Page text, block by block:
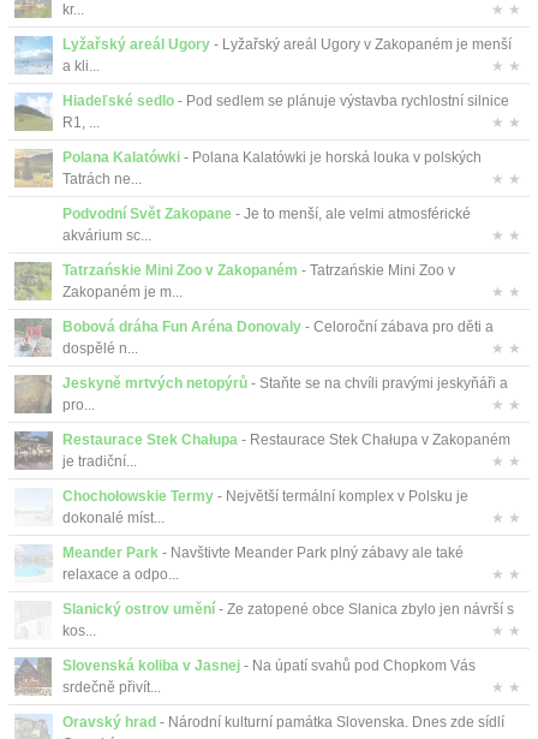
kr...
★ ★
Lyžařský areál Ugory - Lyžařský areál Ugory v Zakopaném je menší
a kli...
★ ★
Hiadeľské sedlo - Pod sedlem se plánuje výstavba rychlostní silnice
R1, ...
★ ★
Polana Kalatówki - Polana Kalatówki je horská louka v polských
Tatrách ne...
★ ★
Podvodní Svět Zakopane - Je to menší, ale velmi atmosférické
akvárium sc...
★ ★
Tatrzańskie Mini Zoo v Zakopaném - Tatrzańskie Mini Zoo v
Zakopaném je m...
★ ★
Bobová dráha Fun Aréna Donovaly - Celoroční zábava pro děti a
dospělé n...
★ ★
Jeskyně mrtvých netopýrů - Staňte se na chvíli pravými jeskyňáři a
pro...
★ ★
Restaurace Stek Chałupa - Restaurace Stek Chałupa v Zakopaném
je tradiční...
★ ★
Chochołowskie Termy - Největší termální komplex v Polsku je
dokonalé míst...
★ ★
Meander Park - Navštivte Meander Park plný zábavy ale také
relaxace a odpo...
★ ★
Slanický ostrov umění - Ze zatopené obce Slanica zbylo jen návrší s
kos...
★ ★
Slovenská koliba v Jasnej - Na úpatí svahů pod Chopkom Vás
srdečně přivít...
★ ★
Oravský hrad - Národní kulturní památka Slovenska. Dnes zde sídlí